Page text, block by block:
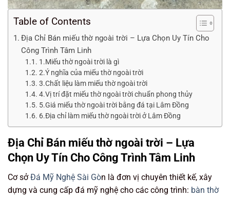
Table of Contents
Địa Chỉ Bán miếu thờ ngoài trời – Lựa Chọn Uy Tín Cho
Công Trình Tâm Linh
1.Miếu thờ ngoài trời là gì
2.Ý nghĩa của miếu thờ ngoài trời
3.Chất liệu làm miếu thờ ngoài trời
4.Vị trí đặt miếu thờ ngoài trời chuẩn phong thủy
5.Giá miếu thờ ngoài trời bằng đá tại Lâm Đồng
6.Địa chỉ làm miếu thờ ngoài trời ở Lâm Đồng
Địa Chỉ Bán miếu thờ ngoài trời – Lựa
Chọn Uy Tín Cho Công Trình Tâm Linh
Cơ sởĐá Mỹ Nghệ Sài Gòn là đơn vị chuyên thiết kế, xây
dựng và cung cấp đá mỹ nghệ cho các công trình: bàn thờ